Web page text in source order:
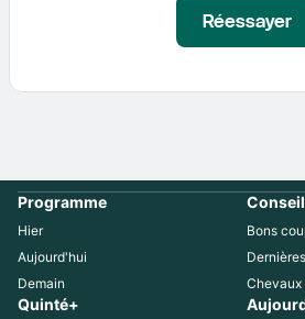
Réessayer
Programme
Hier
Aujourd'hui
Demain
Bons
Chevaux
Quinté+